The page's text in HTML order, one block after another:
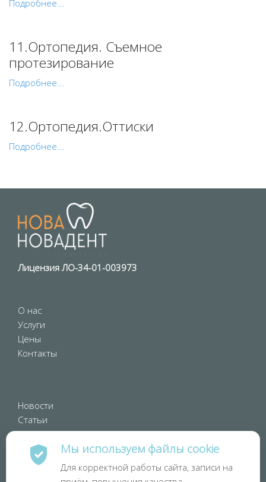
Подробнее...
11.Ортопедия. Съемное
протезирование
Подробнее...
12.Ортопедия.Оттиски
Подробнее...
Лицензия ЛО-34-01-003973
О нас
Услуги
Цены
Контакты
Новости
Статьи
Галлерея
Отзывы
Мы используем файлы cookie
Для корректной работы сайта, записи на